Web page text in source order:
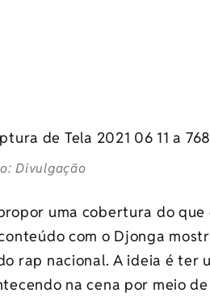
Divulgação
uma cobertura do
com o Djonga
rap nacional. A ideia é
na cena por meio